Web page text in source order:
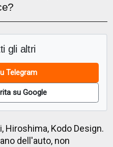
gli altri
Telegram
su Google
Hiroshima, Kodo Design.
dell'auto, non